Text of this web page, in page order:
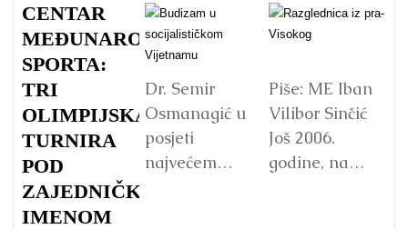
CENTAR
MEĐUNARODNOG
SPORTA:
TRI
OLIMPIJSKA
TURNIRA
POD
ZAJEDNIČKIM
IMENOM
Dr. Semir
Osmanagić u
posjeti
najvećem
Piše: ME Iban
Vilibor Sinčić
Još 2006.
godine, na